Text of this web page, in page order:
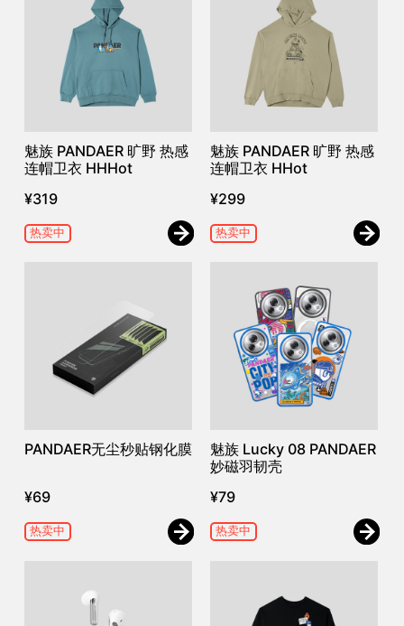
魅族 PANDAER 旷野 热感
连帽卫衣 HHHot
¥319
热卖中
魅族 PANDAER 旷野 热感
连帽卫衣 HHot
¥299
热卖中
PANDAER无尘秒贴钢化膜
¥69
热卖中
魅族 Lucky 08 PANDAER
妙磁羽韧壳
¥79
热卖中